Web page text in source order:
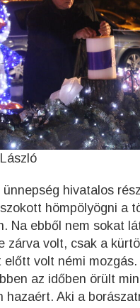
ünnepség hivatalos
szokott hömpölyögni a
Na ebből nem sokat
zárva volt, csak a
előtt volt némi mozgás.
az időben örült
hazaért. Aki a